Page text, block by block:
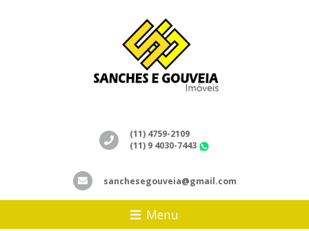
(11) 4759-2109
(11) 9 4030-7443
sanchesegouveia@gmail.com
Menu